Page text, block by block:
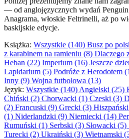
— od anglojęzycznych wydań
Anagrama, włoskie Feltrinelli, aż po
baskijskie edycje.
Książka: Wszystkie (140) Busz po
z karabinem na ramieniu (8) Dlaczego
Heban (22) Imperium (16) Jeszcze
Lapidarium (5) Podróże z Herodotem
Inny (9) Wojna futbolowa (13)
Język: Wszystkie (140) Angielski (25)
Chiński (2) Chorwacki (1) Czeski (3)
(2) Francuski (9) Grecki (3)
(1) Niderlandzki (9) Niemiecki (14)
Rumuński (1) Serbski (3) Słowacki (5)
Turecki (2) Ukraiński (3) Wietnamski